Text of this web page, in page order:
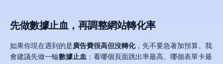
先做數據止血，再調整網站轉化率
如果你現在遇到的是廣告費很高但沒轉化，先不要急著加預算。我
會建議先做一輪數據止血 ：看哪個頁面跳出率最高、哪個表單卡最